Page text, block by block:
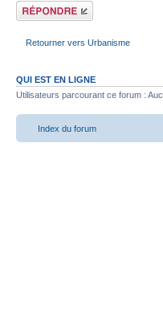
Répondre
Retourner vers Urbanisme
QUI EST EN LIGNE
Utilisateurs parcourant ce forum :
Index du forum